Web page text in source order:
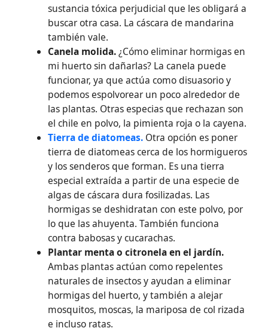
sustancia tóxica perjudicial que les obligará a
buscar otra casa. La cáscara de mandarina
también vale.
Canela molida.¿Cómo eliminar hormigas en
mi huerto sin dañarlas? La canela puede
funcionar, ya que actúa como disuasorio y
podemos espolvorear un poco alrededor de
las plantas. Otras especias que rechazan son
el chile en polvo, la pimienta roja o la cayena.
Tierra de diatomeas. Otra opción es poner
tierra de diatomeas cerca de los hormigueros
y los senderos que forman. Es una tierra
especial extraída a partir de una especie de
algas de cáscara dura fosilizadas. Las
hormigas se deshidratan con este polvo, por
lo que las ahuyenta. También funciona
contra babosas y cucarachas.
Plantar menta o citronela en el jardín.
Ambas plantas actúan como repelentes
naturales de insectos y ayudan a eliminar
hormigas del huerto, y también a alejar
mosquitos, moscas, la mariposa de col rizada
e incluso ratas.